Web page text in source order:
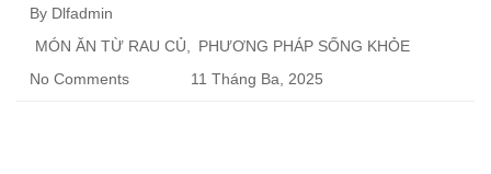
By Dlfadmin
MÓN ĂN TỪ RAU CỦ
PHƯƠNG PHÁP SỐNG KHỎE
No Comments
11 Tháng Ba, 2025